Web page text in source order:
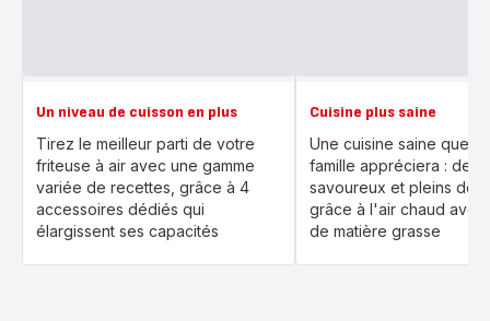
Un niveau de cuisson en plus
Tirez le meilleur parti de votre
friteuse à air avec une gamme
variée de recettes, grâce à 4
accessoires dédiés qui
élargissent ses capacités
Cuisine plus saine
Une cuisine saine que
famille appréciera : des
savoureux et pleins de
grâce à l'air chaud avec
de matière grasse